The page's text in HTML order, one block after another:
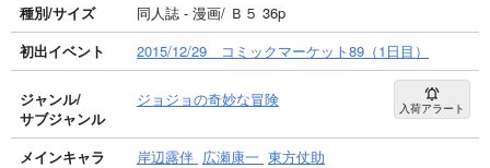
種別/サイズ
同人誌 - 漫画/ Ｂ５ 36p
初出イベント
2015/12/29 コミックマーケット89（1日目）
ジャンル/
サブジャンル
ジョジョの奇妙な冒険 入荷アラート
メインキャラ 岸辺露伴 広瀬康一 東方仗助